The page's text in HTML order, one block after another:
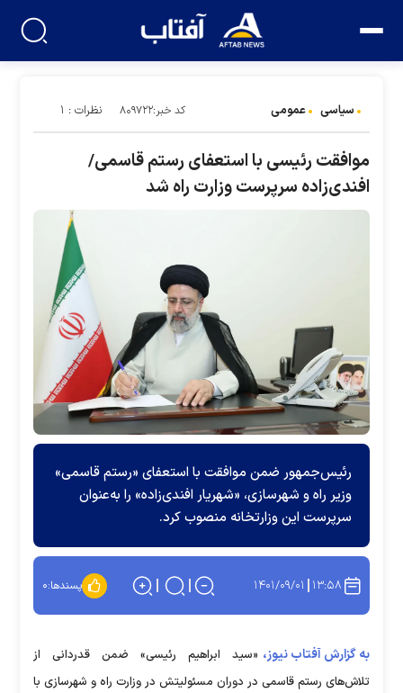
سیاسی عمومی کد خبر:۸۰۹۷۲۲ نظرات : ۱
موافقت رئیسی با استعفای رستم قاسمی/
افندی‌زاده سرپرست وزارت راه شد
رئیس‌جمهور ضمن موافقت با استعفای «رستم قاسمی»
وزیر راه و شهرسازی، «شهریار افندی‌زاده» را به‌عنوان
سرپرست این وزارتخانه منصوب کرد.
۱۳:۵۸ ۱۴۰۱/۰۹/۰۱ پسندها:۰
به گزارش آفتاب نیوز، «سید ابراهیم رئیسی» ضمن قدردانی از
تلاش‌های رستم قاسمی در دوران مسئولیتش در وزارت راه و شهرسازی با